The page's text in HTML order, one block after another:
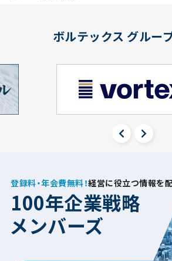
ボルテックス グルー
登録料・年会費無料！経営に役立つ情報を
100年企業戦略
メンバーズ